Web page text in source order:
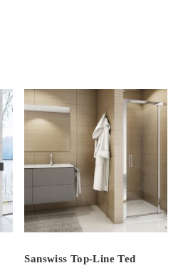
Sanswiss Top-Line Ted